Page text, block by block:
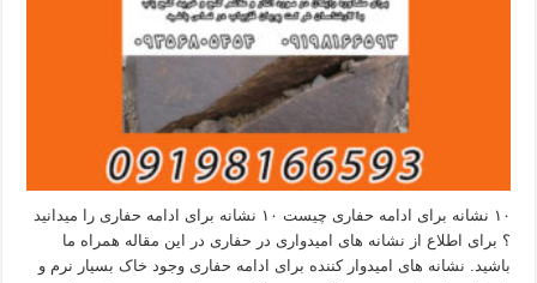
۱۰ نشانه برای ادامه حفاری چیست ۱۰ نشانه برای ادامه حفاری را میدانید
؟ برای اطلاع از نشانه های امیدواری در حفاری در این مقاله همراه ما
باشید. نشانه های امیدوار کننده برای ادامه حفاری وجود خاک بسیار نرم و